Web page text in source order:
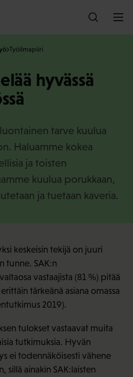
Työilmapiiri
hyvässä
tarve kuulua
Haluamme kokea
ja toisten
kuulua porukkaan,
ja tuetaan kaveria.
keskeisin tekijä on juuri
tunne. SAK:n
vastaajista (81 %) pitää
tärkeänä asiana omassa
2019).
tulokset vastaavat muita
tutkimuksia. Hyvän
ei todennäköisesti vähene
sillä ainakin SAK:laisten